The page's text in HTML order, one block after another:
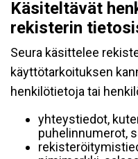
Käsiteltävät
rekisterin
Seura käsittelee
käyttötarkoituksen
henkilötietoja tai
yhteystiedot,
puhelinnumerot,